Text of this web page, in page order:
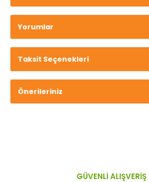
Yorumlar
Taksit Seçenekleri
Önerileriniz
GÜVENLİ ALIŞVERİŞ